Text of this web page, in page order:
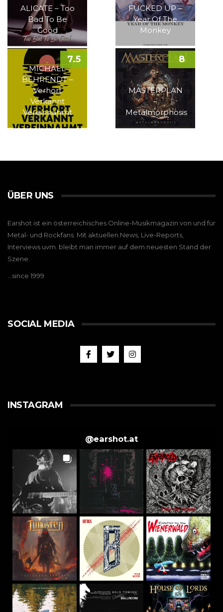
ALICATE – Too
Bad To Be
Good
FUCKED UP –
Year Of The
Monkey
MICHAEL
BEHRENDT –
Verhört
Verkannt
Vereinnahmt
7.5
MASTERPLAN
–
Metalmorphosis
8
ÜBER UNS
Earshot ist ein österreichisches Online-Musikmagazin von und für
Metal- und Rockfans. Mit aktuellen News, Live-Reports,
Interviews uvm. bleibt man immer auf dem neuesten Stand der
Szene.
…since 1999
SOCIAL MEDIA
INSTAGRAM
@earshot.at